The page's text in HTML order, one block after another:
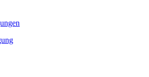
profitieren Sie bei unseren Ersatz- und
und Austauschteile sowie Neuteile